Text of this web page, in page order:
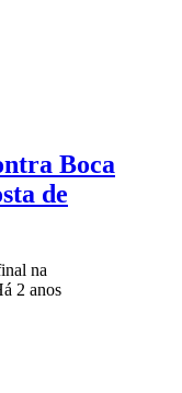
Boca
de
na
2 anos